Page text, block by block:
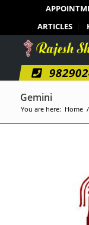
ARTICLES
Gemini
You are here: Home /